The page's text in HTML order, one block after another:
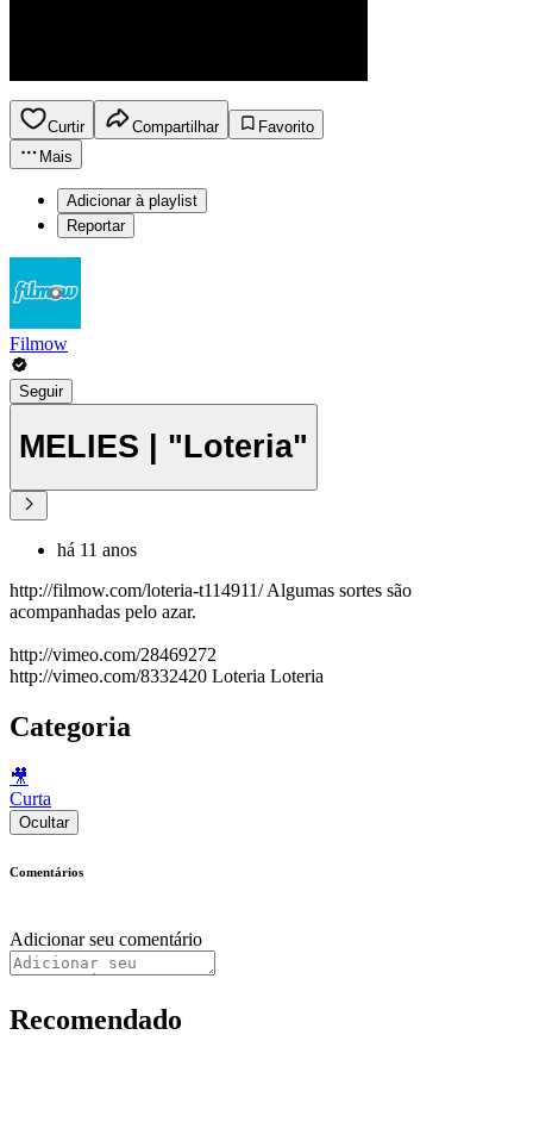
Curtir Compartilhar
Favorito
Mais
Adicionar à playlist
Reportar
Filmow
Seguir
MELIES | "Loteria"
há 11 anos
http://filmow.com/loteria-t114911/ Algumas sortes são
acompanhadas pelo azar.
http://vimeo.com/28469272
http://vimeo.com/8332420 Loteria Loteria
Categoria
🎥
Curta
Ocultar
Comentários
Adicionar seu comentário
Recomendado